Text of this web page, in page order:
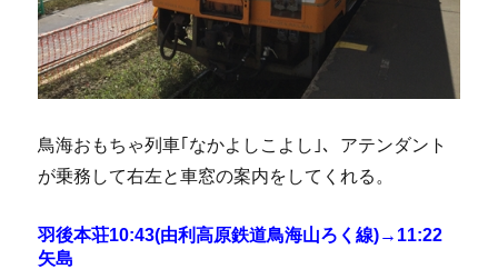
鳥海おもちゃ列車｢なかよしこよし｣、アテンダント
が乗務して右左と車窓の案内をしてくれる。
羽後本荘10:43(由利高原鉄道鳥海山ろく線)→11:22
矢島